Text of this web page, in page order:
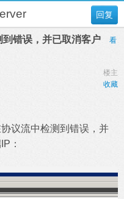
回复
错误，并已取消客户
看
楼主
收藏
议流中检测到错误，并
：